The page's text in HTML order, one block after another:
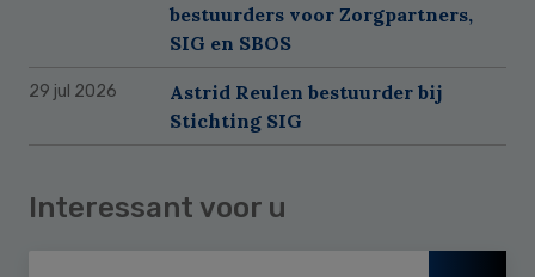
bestuurders voor Zorgpartners,
SIG en SBOS
29 jul 2026
Astrid Reulen bestuurder bij
Stichting SIG
Interessant voor u